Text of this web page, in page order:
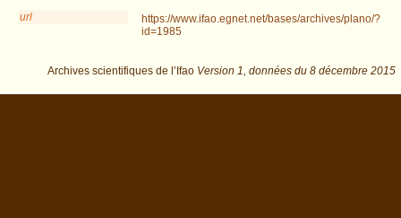
url
https://www.ifao.egnet.net/bases/archives/plano/?
id=1985
Archives scientifiques de l’Ifao Version 1, données du 8 décembre 2015